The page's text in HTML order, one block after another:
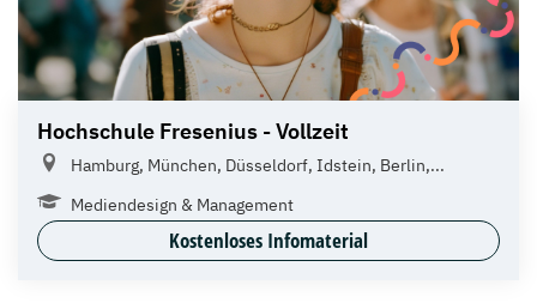
Hochschule Fresenius - Vollzeit
Hamburg, München, Düsseldorf, Idstein, Berlin,...
Mediendesign & Management
Kostenloses Infomaterial